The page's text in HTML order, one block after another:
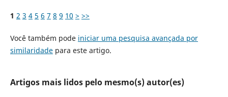
1 2 3 4 5 6 7 8 9 10 > >>
Você também pode iniciar uma pesquisa avançada por
similaridadepara este artigo.
Artigos mais lidos pelo mesmo(s) autor(es)